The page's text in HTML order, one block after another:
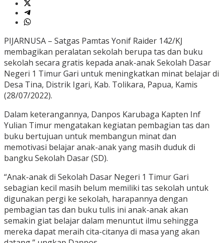
PIJARNUSA – Satgas Pamtas Yonif Raider 142/KJ
membagikan peralatan sekolah berupa tas dan buku
sekolah secara gratis kepada anak-anak Sekolah Dasar
Negeri 1 Timur Gari untuk meningkatkan minat belajar di
Desa Tina, Distrik Igari, Kab. Tolikara, Papua, Kamis
(28/07/2022).
Dalam keterangannya, Danpos Karubaga Kapten Inf
Yulian Timur mengatakan kegiatan pembagian tas dan
buku bertujuan untuk membangun minat dan
memotivasi belajar anak-anak yang masih duduk di
bangku Sekolah Dasar (SD).
“Anak-anak di Sekolah Dasar Negeri 1 Timur Gari
sebagian kecil masih belum memiliki tas sekolah untuk
digunakan pergi ke sekolah, harapannya dengan
pembagian tas dan buku tulis ini anak-anak akan
semakin giat belajar dalam menuntut ilmu sehingga
mereka dapat meraih cita-citanya di masa yang akan